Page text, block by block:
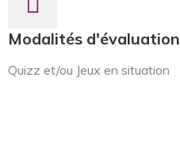
Modalités d'évaluation
Quizz et/ou Jeux en situation